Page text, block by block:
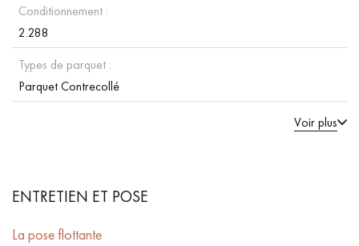
Conditionnement :
2.288
Types de parquet :
Parquet Contrecollé
Voir plus
ENTRETIEN ET POSE
La pose flottante